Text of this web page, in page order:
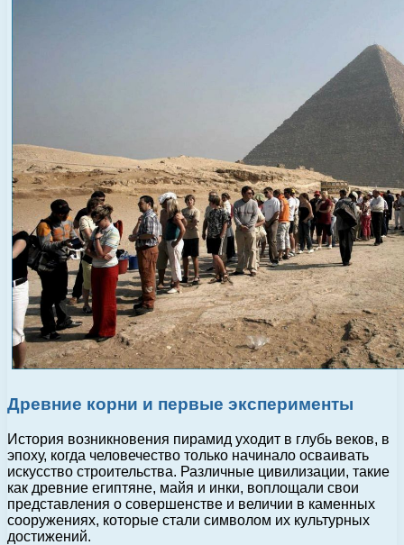
Древние корни и первые эксперименты
История возникновения пирамид уходит в глубь веков, в
эпоху, когда человечество только начинало осваивать
искусство строительства. Различные цивилизации, такие
как древние египтяне, майя и инки, воплощали свои
представления о совершенстве и величии в каменных
сооружениях, которые стали символом их культурных
достижений.